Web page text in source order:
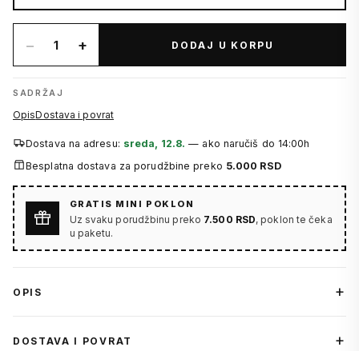
− 1 + DODAJ U KORPU
SADRŽAJ
OpisDostava i povrat
Dostava na adresu: sreda, 12.8. — ako naručiš do 14:00h
Besplatna dostava za porudžbine preko 5.000 RSD
GRATIS MINI POKLON
Uz svaku porudžbinu preko 7.500 RSD, poklon te čeka
u paketu.
OPIS
DOSTAVA I POVRAT